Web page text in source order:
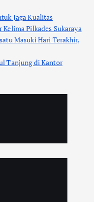
Jaga Kualitas
Kelima Pilkades Sukaraya
Masuki Hari Terakhir,
Tanjung di Kantor